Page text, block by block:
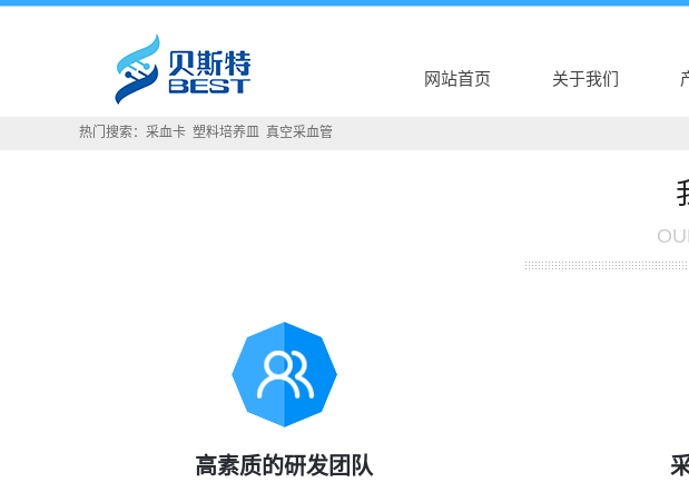
网站首页 关于我们
辽
辽
辽
辽
热门搜索： 采血卡 塑料培养皿 真空采血管
高素质的研发团队